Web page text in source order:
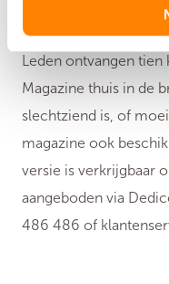
Magazine
Leden ontvangen tien
Magazine thuis in de
slechtziend is, of
magazine ook
versie is verkrijgbaar
aangeboden via
486 486 of